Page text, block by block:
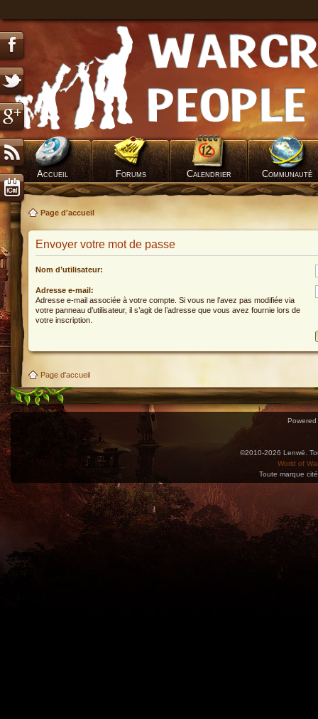
Accueil Forums Calendrier Communauté
Page d'accueil
Envoyer votre mot de passe
Nom d’utilisateur:
Adresse e-mail:
Adresse e-mail associée à votre compte. Si vous ne l’avez pas modifiée via
votre panneau d’utilisateur, il s’agit de l’adresse que vous avez fournie lors de
votre inscription.
Page d'accueil
©2010-2026 Lenwë.
World of
Toute marque
Utilisez l'adresse suivante pour accéder au calendrier des évènements depuis d'autres
charge le format iCal.